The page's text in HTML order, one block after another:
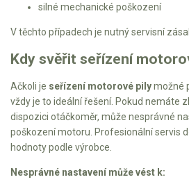
silné mechanické poškození
V těchto případech je nutný servisní
Kdy svěřit seřízení
Ačkoli je seřízení motorové pilymožné
vždy je to ideální řešení. Pokud nemáte
dispozici otáčkoměr, může nesprávné
poškození motoru. Profesionální servis
hodnoty podle výrobce.
Nesprávné nastavení může vést k: